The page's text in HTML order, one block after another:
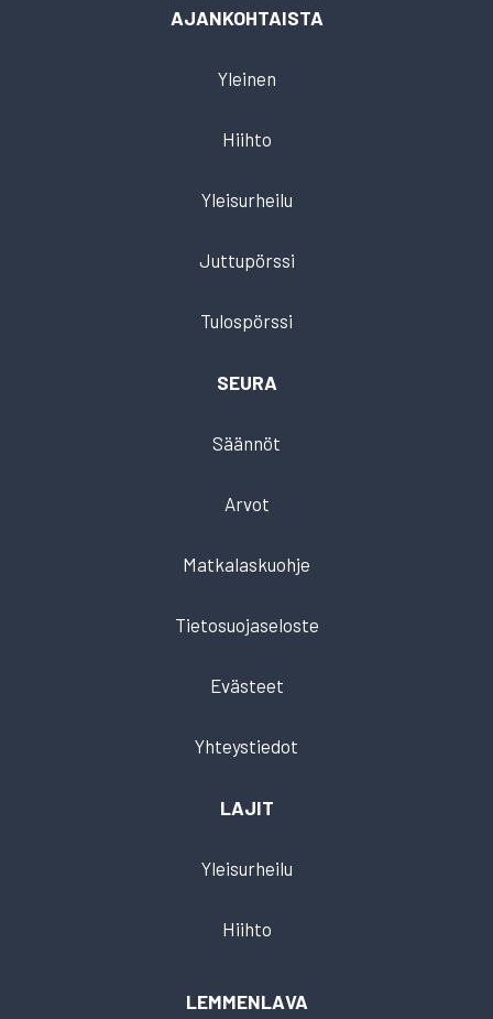
AJANKOHTAISTA
Yleinen
Hiihto
Yleisurheilu
Juttupörssi
Tulospörssi
SEURA
Säännöt
Arvot
Matkalaskuohje
Tietosuojaseloste
Evästeet
Yhteystiedot
LAJIT
Yleisurheilu
Hiihto
LEMMENLAVA